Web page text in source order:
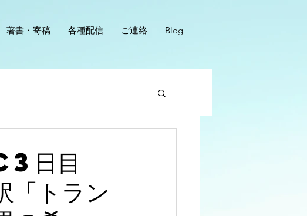
著書・寄稿 各種配信 ご連絡 Blog
日目
「トラン